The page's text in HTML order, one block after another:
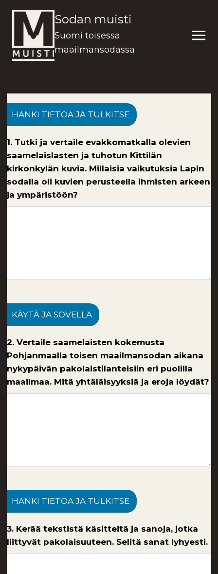
sisältöön
Sodan muisti
Suomi toisessa
maailmansodassa
HANKI TIETOA JA TULKITSE
1. Tutki ja vertaile evakkomatkalla olevien
saamelaislasten ja tuhotun Kittilän
kirkonkylän kuvia. Millaisia vaikutuksia Lapin
sodalla oli kuvien perusteella ihmisten arkeen
ja ympäristöön?
KÄYTÄ JA SOVELLA
2. Vertaile saamelaisten kokemusta
Pohjanmaalla toisen maailmansodan aikana
nykypäivän pakolaistilanteisiin eri puolilla
maailmaa. Mitä yhtäläisyyksiä ja eroja löydät?
HANKI TIETOA JA TULKITSE
3. Kerää tekstistä käsitteitä ja sanoja, jotka
liittyvät pakolaisuuteen. Selitä sanat lyhyesti.